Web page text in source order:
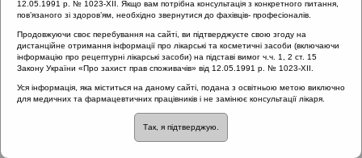
Клінічний випадок з практики лікаря: алергічний риніт
Клінічний випадок з
практики лікаря:
алергічний риніт
12.05.1991 р. № 1023-XII. Якщо вам потрібна консультація з конкретного питання,
пов’язаного зі здоров’ям, необхідно звернутися до фахівців- професіоналів.
Продовжуючи своє перебування на сайті, ви підтверджуєте свою згоду на
дистанційне отримання інформації про лікарські та косметичні засоби (включаючи
інформацію про рецептурні лікарські засоби) на підставі вимог ч.ч. 1, 2 ст. 15
Закону України «Про захист прав споживачів» від 12.05.1991 р. № 1023-XII.
Уся інформація, яка міститься на даному сайті, подана з освітньою метою виключно
для медичних та фармацевтичних працівників і не замінює консультації лікаря.
Так, я підтверджую.